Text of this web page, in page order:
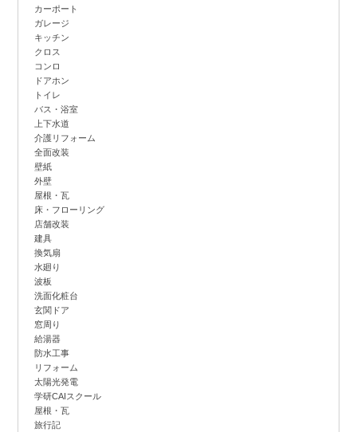
カーポート
ガレージ
キッチン
クロス
コンロ
ドアホン
トイレ
バス・浴室
上下水道
介護リフォーム
全面改装
壁紙
外壁
屋根・瓦
床・フローリング
店舗改装
建具
換気扇
水廻り
波板
洗面化粧台
玄関ドア
窓周り
給湯器
防水工事
リフォーム
太陽光発電
学研CAIスクール
屋根・瓦
旅行記